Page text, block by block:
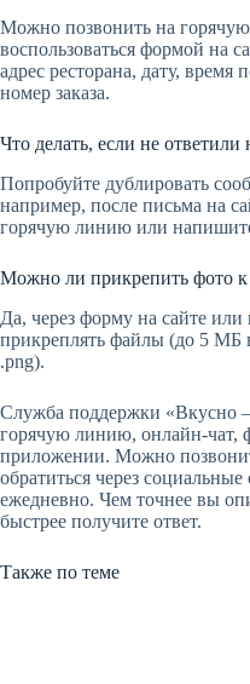
Можно позвонить на
воспользоваться формой на
адрес ресторана, дату,
номер заказа.
Что делать, если не ответили
Попробуйте дублировать
например, после письма на
горячую линию или
Можно ли прикрепить фото
Да, через форму на сайте
прикреплять файлы (до 5 МБ
.png).
Служба поддержки «Вкусно
горячую линию, онлайн-чат,
приложении. Можно
обратиться через
ежедневно. Чем точнее вы
быстрее получите ответ.
Также по теме